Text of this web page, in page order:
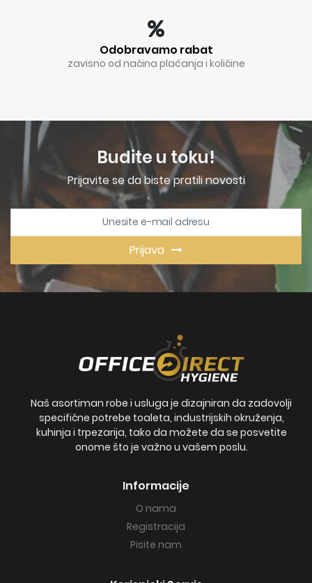
Odobravamo rabat
zavisno od načina plaćanja i količine
Budite u toku!
Prijavite se da biste pratili novosti
Prijava
Naš asortiman robe i usluga je dizajniran da zadovolji
specifične potrebe toaleta, industrijskih okruženja,
kuhinja i trpezarija, tako da možete da se posvetite
onome što je važno u vašem poslu.
Informacije
O nama
Registracija
Pisite nam